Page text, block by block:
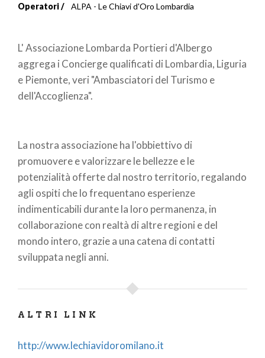
Briciole
di
pane
Operatori ALPA - Le Chiavi d'Oro Lombardia
L' Associazione Lombarda Portieri d'Albergo
aggrega i Concierge qualificati di Lombardia, Liguria
e Piemonte, veri "Ambasciatori del Turismo e
dell'Accoglienza".
La nostra associazione ha l'obbiettivo di
promuovere e valorizzare le bellezze e le
potenzialità offerte dal nostro territorio, regalando
agli ospiti che lo frequentano esperienze
indimenticabili durante la loro permanenza, in
collaborazione con realtà di altre regioni e del
mondo intero, grazie a una catena di contatti
sviluppata negli anni.
ALTRI LINK
http://www.lechiavidoromilano.it